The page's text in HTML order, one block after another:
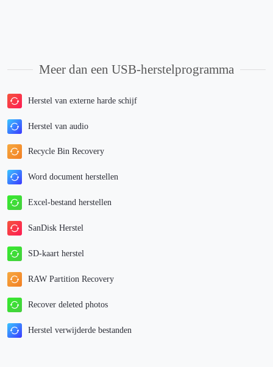
Meer dan een USB-herstelprogramma
Herstel van externe harde schijf
Herstel van audio
Recycle Bin Recovery
Word document herstellen
Excel-bestand herstellen
SanDisk Herstel
SD-kaart herstel
RAW Partition Recovery
Recover deleted photos
Herstel verwijderde bestanden